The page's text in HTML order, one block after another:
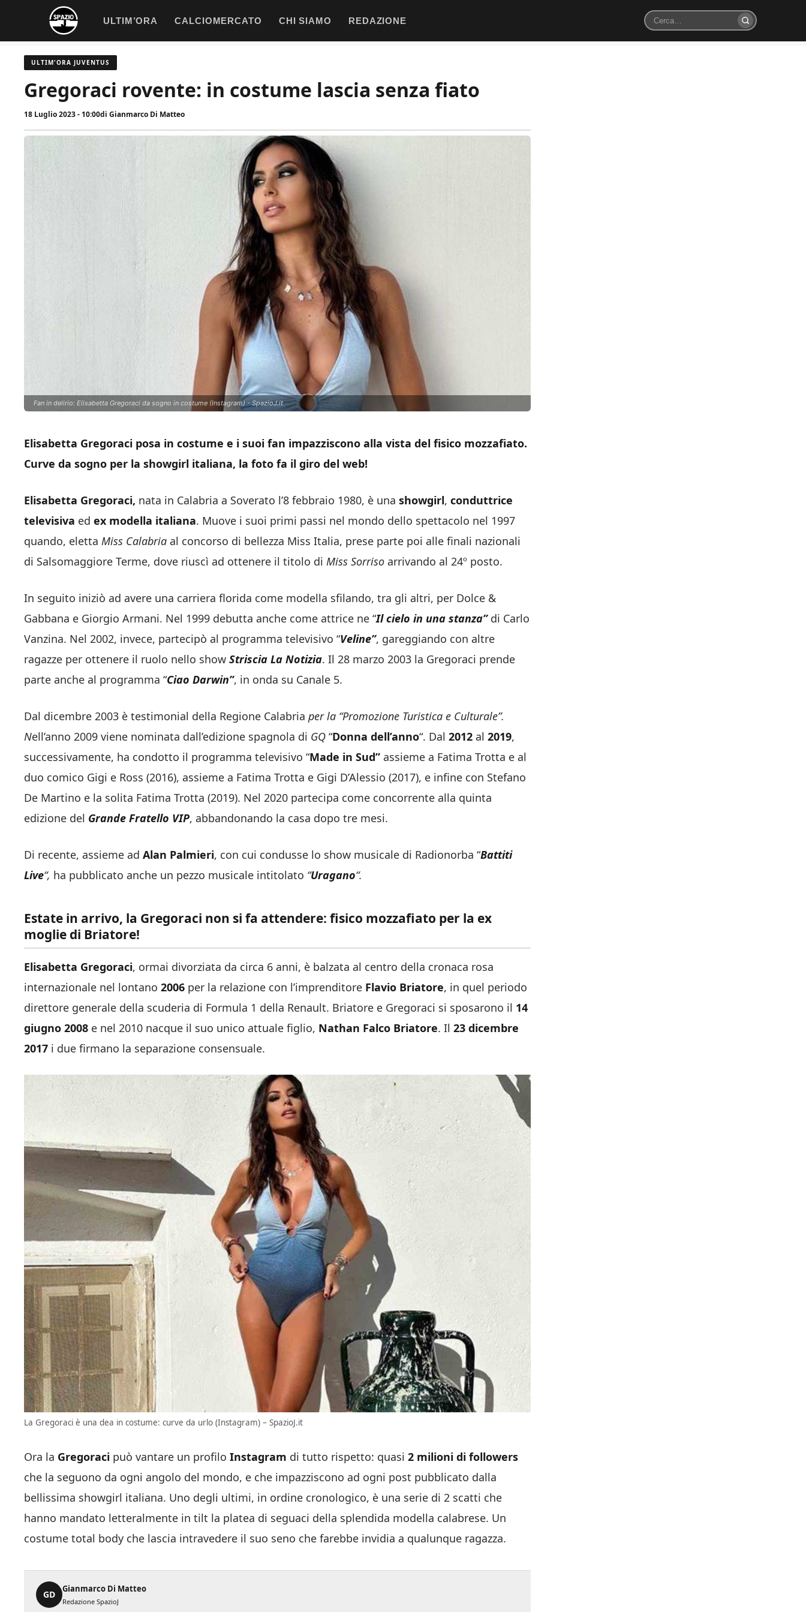
contenuto
ULTIM’ORA CALCIOMERCATO CHI SIAMO REDAZIONE
Cerca
ULTIM'ORA JUVENTUS
Gregoraci rovente: in costume lascia senza fiato
18 Luglio 2023 - 10:00di Gianmarco Di Matteo
Fan in delirio: Elisabetta Gregoraci da sogno in costume (Instagram) - SpazioJ.it
Elisabetta Gregoraci posa in costume e i suoi fan impazziscono alla vista del fisico mozzafiato.
Curve da sogno per la showgirl italiana, la foto fa il giro del web!
Elisabetta Gregoraci, nata in Calabria a Soverato l’8 febbraio 1980, è una showgirl, conduttrice
televisiva ed ex modella italiana. Muove i suoi primi passi nel mondo dello spettacolo nel 1997
quando, eletta Miss Calabria al concorso di bellezza Miss Italia, prese parte poi alle finali nazionali
di Salsomaggiore Terme, dove riuscì ad ottenere il titolo di Miss Sorriso arrivando al 24º posto.
In seguito iniziò ad avere una carriera florida come modella sfilando, tra gli altri, per Dolce &
Gabbana e Giorgio Armani. Nel 1999 debutta anche come attrice ne “Il cielo in una stanza”di Carlo
Vanzina. Nel 2002, invece, partecipò al programma televisivo “Veline”, gareggiando con altre
ragazze per ottenere il ruolo nello show Striscia La Notizia. Il 28 marzo 2003 la Gregoraci prende
parte anche al programma “Ciao Darwin”, in onda su Canale 5.
Dal dicembre 2003 è testimonial della Regione Calabria per la “Promozione Turistica e Culturale”.
Nell’anno 2009 viene nominata dall’edizione spagnola di GQ “Donna dell’anno“. Dal 2012 al 2019,
successivamente, ha condotto il programma televisivo “Made in Sud” assieme a Fatima Trotta e al
duo comico Gigi e Ross (2016), assieme a Fatima Trotta e Gigi D’Alessio (2017), e infine con Stefano
De Martino e la solita Fatima Trotta (2019). Nel 2020 partecipa come concorrente alla quinta
edizione del Grande Fratello VIP, abbandonando la casa dopo tre mesi.
Di recente, assieme ad Alan Palmieri, con cui condusse lo show musicale di Radionorba “Battiti
Live“, ha pubblicato anche un pezzo musicale intitolato “Uragano“.
Estate in arrivo, la Gregoraci non si fa attendere: fisico mozzafiato per la ex
moglie di Briatore!
Elisabetta Gregoraci, ormai divorziata da circa 6 anni, è balzata al centro della cronaca rosa
internazionale nel lontano 2006 per la relazione con l’imprenditore Flavio Briatore, in quel periodo
direttore generale della scuderia di Formula 1 della Renault. Briatore e Gregoraci si sposarono il 14
giugno 2008 e nel 2010 nacque il suo unico attuale figlio, Nathan Falco Briatore. Il 23 dicembre
2017 i due firmano la separazione consensuale.
La Gregoraci è una dea in costume: curve da urlo (Instagram) – SpazioJ.it
Ora la Gregoraci può vantare un profilo Instagram di tutto rispetto: quasi 2 milioni di followers
che la seguono da ogni angolo del mondo, e che impazziscono ad ogni post pubblicato dalla
bellissima showgirl italiana. Uno degli ultimi, in ordine cronologico, è una serie di 2 scatti che
hanno mandato letteralmente in tilt la platea di seguaci della splendida modella calabrese. Un
costume total body che lascia intravedere il suo seno che farebbe invidia a qualunque ragazza.
GD
Gianmarco Di Matteo
Redazione SpazioJ